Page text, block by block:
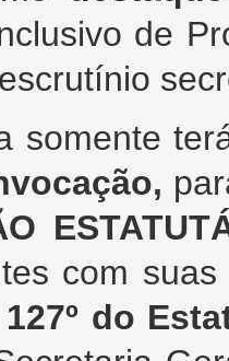
de
somente
com
do